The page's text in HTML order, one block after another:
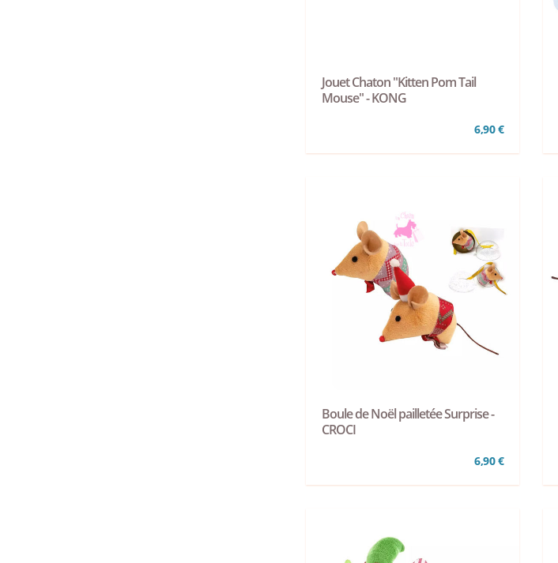
Jouet Chaton "Kitten Pom Tail
Mouse" - KONG
6,90 €
Boule de Noël pailletée Surprise -
CROCI
6,90 €